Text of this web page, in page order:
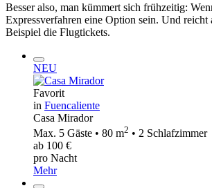
Besser also, man kümmert sich frühzeitig:
Expressverfahren eine Option sein. Und
Beispiel die Flugtickets.
NEU
Favorit
in Fuencaliente
Casa Mirador
Max. 5 Gäste • 80 m2 • 2 Schlafzimmer
ab 100 €
pro Nacht
Mehr